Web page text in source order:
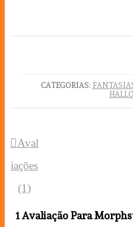
CATEGORIAS:
Aval
iações
(1)
1 Avaliação Para